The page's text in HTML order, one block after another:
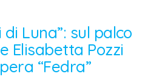
di Luna”: sul palco
Elisabetta Pozzi
“Fedra”